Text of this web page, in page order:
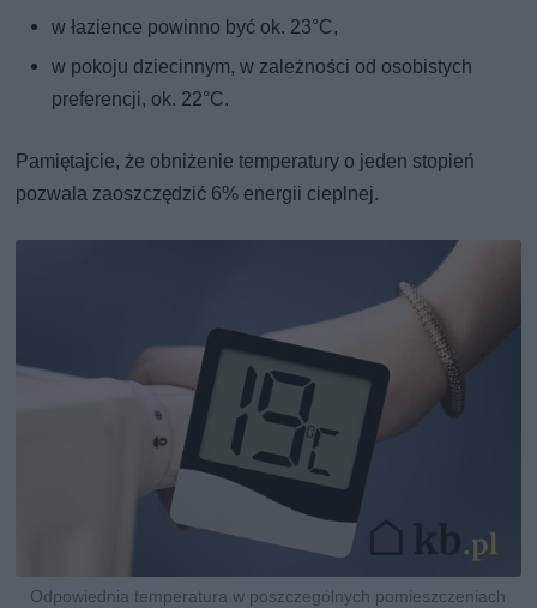
w łazience powinno być ok. 23°C,
w pokoju dziecinnym, w zależności od osobistych
preferencji, ok. 22°C.
Pamiętajcie, że obniżenie temperatury o jeden stopień
pozwala zaoszczędzić 6% energii cieplnej.
Odpowiednia temperatura w poszczególnych pomieszczeniach